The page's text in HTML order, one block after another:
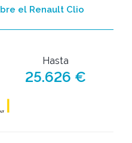
el Renault Clio
Hasta
25.626 €